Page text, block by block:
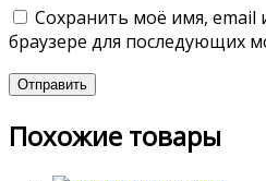
Сохранить моё имя, email
браузере для последующих
Похожие товары